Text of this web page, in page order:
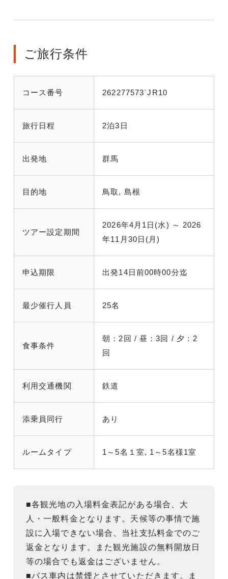
ご旅行条件
コース番号 262277573`JR10
旅行日程 2泊3日
出発地 群馬
目的地 鳥取, 島根
ツアー設定期間
2026年4月1日(水) ～ 2026
年11月30日(月)
申込期限 出発14日前00時00分迄
最少催行人員 25名
食事条件
朝：2回 / 昼：3回 / 夕：2
回
利用交通機関 鉄道
添乗員同行 あり
ルームタイプ 1～5名１室, 1～5名様1室
■各観光地の入場料金表記がある場合、大
人・一般料金となります。天候等の事情で施
設に入場できない場合、当社支払料金でのご
返金となります。また観光施設の無料開放日
等の場合でも返金はございません。
■バス車内は禁煙とさせていただきます。ま